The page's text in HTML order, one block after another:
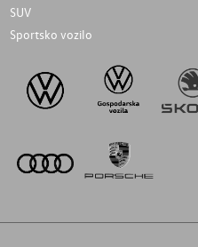
SUV
Sportsko vozilo